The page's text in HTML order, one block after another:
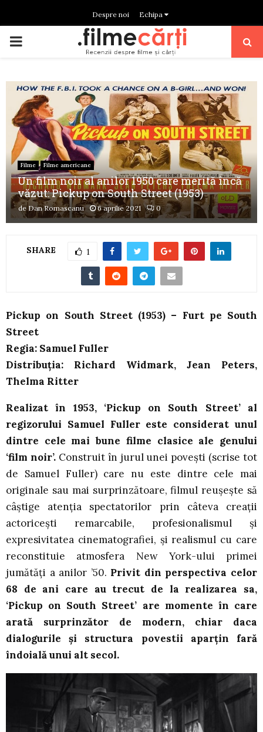
Despre noi Echipa
PRIMARY
Filme Filme americane
Un film noir al anilor 1950 care merită încă
văzut: Pickup on South Street (1953)
de Dan Romascanu 6 aprilie 2021 0
SHARE 1
Pickup on South Street (1953) – Furt pe South
Street
Regia: Samuel Fuller
Distribuția: Richard Widmark, Jean Peters,
Thelma Ritter
Realizat în 1953, ‘Pickup on South Street’ al
regizorului Samuel Fuller este considerat unul
dintre cele mai bune filme clasice ale genului
‘film noir’.Construit în jurul unei povești (scrise tot
de Samuel Fuller) care nu este dintre cele mai
originale sau mai surprinzătoare, filmul reușește să
câștige atenția spectatorilor prin câteva creații
actoricești remarcabile, profesionalismul și
expresivitatea cinematografiei, și realismul cu care
reconstituie atmosfera New York-ului primei
jumătăți a anilor ’50. Privit din perspectiva celor
68 de ani care au trecut de la realizarea sa,
‘Pickup on South Street’ are momente în care
arată surprinzător de modern, chiar daca
dialogurile și structura povestii aparțin fară
îndoială unui alt secol.